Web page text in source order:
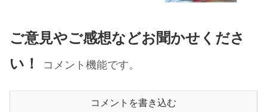
ご意見やご感想などお聞かせくださ
い！
コメント機能です。
コメントを書き込む